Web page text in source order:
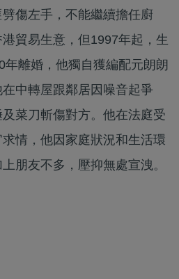
傷左手，不能繼續擔任廚
貿易生意，但1997年起，生
離婚，他獨自獲編配元朗朗
中轉屋跟鄰居因噪音起爭
菜刀斬傷對方。他在法庭受
情，他因家庭狀況和生活環
朋友不多，壓抑無處宣洩。